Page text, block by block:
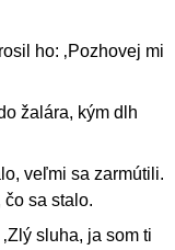
ho: ‚Pozhovej mi
žalára, kým dlh
veľmi sa zarmútili.
čo sa stalo.
sluha, ja som ti